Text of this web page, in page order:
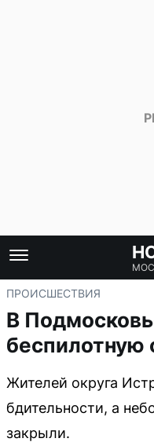
ПРОИСШЕСТВИЯ
В
беспилотную
Жителей округа
бдительности, а
закрыли.